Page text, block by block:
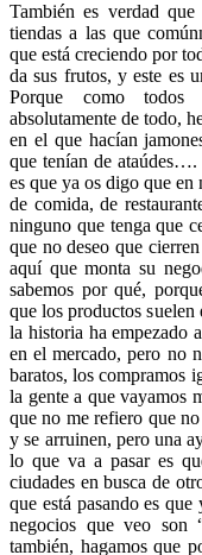
También es verdad
tiendas a las que
que está creciendo por
da sus frutos, y este es
Porque como todos
absolutamente de todo,
en el que hacían
que tenían de
es que ya os digo que en
de comida, de
ninguno que tenga que
que no deseo que
aquí que monta su
sabemos por qué,
que los productos suelen
la historia ha empezado
en el mercado, pero no
baratos, los compramos
la gente a que vayamos
que no me refiero que
y se arruinen, pero una
lo que va a pasar es
ciudades en busca de
que está pasando es
negocios que veo son
también, hagamos que